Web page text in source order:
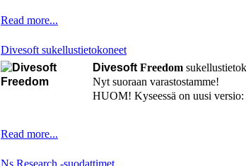
Read more...
Divesoft sukellustietokoneet
Divesoft Freedom
Nyt suoraan varastostamme!
HUOM! Kyseessä on uusi
Read more...
Ns Research -suodattimet